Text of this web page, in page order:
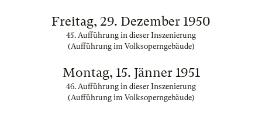
Freitag, 29. Dezember 1950
45. Aufführung in dieser Inszenierung
(Aufführung im Volksoperngebäude)
Montag, 15. Jänner 1951
46. Aufführung in dieser Inszenierung
(Aufführung im Volksoperngebäude)